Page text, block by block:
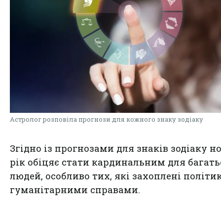
Астролог розповіла прогнози для кожного знаку зодіаку
Згідно із прогнозами для знаків зодіаку
рік обіцяє стати кардинальним для
людей, особливо тих, які захоплені
гуманітарними справами.